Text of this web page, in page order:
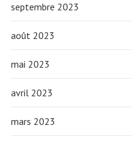
septembre 2023
août 2023
mai 2023
avril 2023
mars 2023